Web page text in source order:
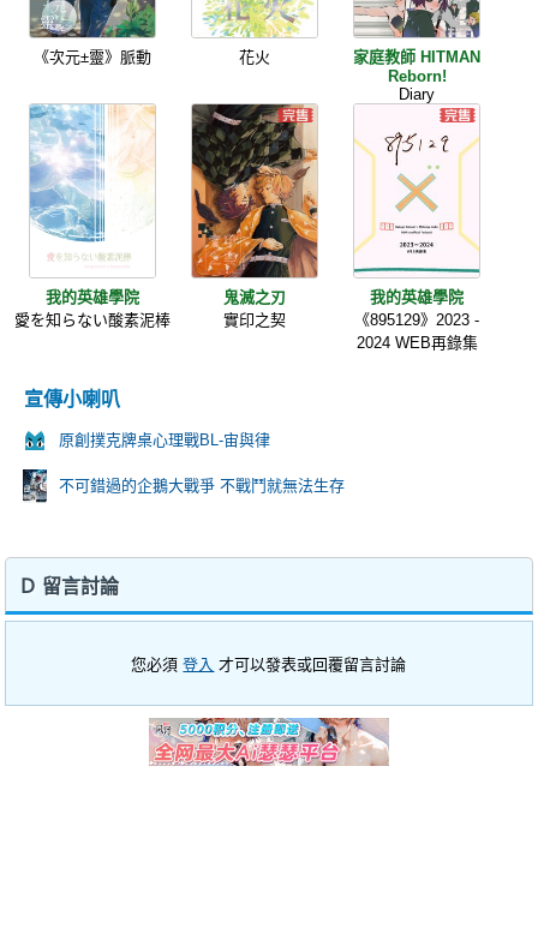
《次元±靈》脈動 花火
家庭教師 HITMAN
Reborn!
Diary
我的英雄學院
愛を知らない酸素泥棒
鬼滅之刃
實印之契
我的英雄學院
《895129》2023 -
2024 WEB再錄集
宣傳小喇叭
原創撲克牌桌心理戰BL-宙與律
不可錯過的企鵝大戰爭 不戰鬥就無法生存
Ｄ 留言討論
您必須登入 才可以發表或回覆留言討論